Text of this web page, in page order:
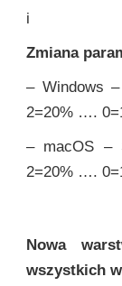
i
Zmiana
– Windows
2=20% ….
– macOS –
2=20% ….
Nowa
wszystkich